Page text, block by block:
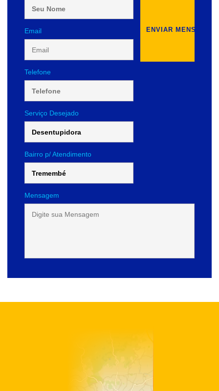
Email
Telefone
Serviço Desejado
Bairro p/ Atendimento
Mensagem